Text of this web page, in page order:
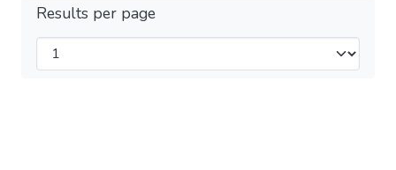
Results per page